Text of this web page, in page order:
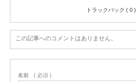
トラックバック ( 0 )
この記事へのコメントはありません。
名前 ( 必須 )